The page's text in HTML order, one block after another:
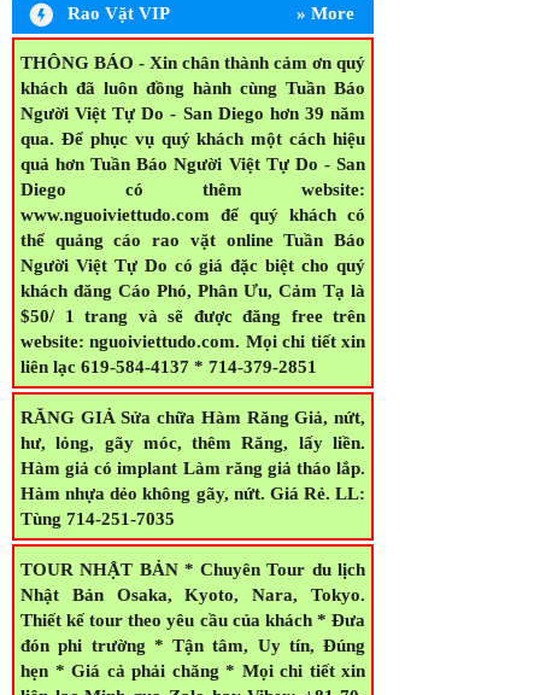
Rao Vặt VIP » More
CT AIR CONDITIONING &
REFRIGERATION Bond & Insured *
Chuyên sửa chữa, bảo trì điện lạnh - Máy
lạnh, máy sưởi - Walk-in cooler, freezer, ice
maker - Công ty có nhận trả credit cards -
Nhận xin Permit City cho hệ thống Máy
lạnh (Lic #C20, C10) - New central air
system warranty for 10 years + - 5 years
labor warranty - Offer Financing cho New
System TẬN TÂM, UY TÍN CHANH
NGUYEN 714-271-8129
THÔNG BÁO - Xin chân thành cảm ơn quý
khách đã luôn đồng hành cùng Tuần Báo
Người Việt Tự Do - San Diego hơn 39 năm
qua. Để phục vụ quý khách một cách hiệu
quả hơn Tuần Báo Người Việt Tự Do - San
Diego có thêm website:
www.nguoiviettudo.com để quý khách có
thể quảng cáo rao vặt online Tuần Báo
Người Việt Tự Do có giá đặc biệt cho quý
khách đăng Cáo Phó, Phân Ưu, Cảm Tạ là
$50/ 1 trang và sẽ được đăng free trên
website: nguoiviettudo.com. Mọi chi tiết xin
liên lạc 619-584-4137 * 714-379-2851
RĂNG GIẢ Sửa chữa Hàm Răng Giả, nứt,
hư, lỏng, gãy móc, thêm Răng, lấy liền.
Hàm giả có implant Làm răng giả tháo lắp.
Hàm nhựa dẻo không gãy, nứt. Giá Rẻ. LL:
Tùng 714-251-7035
TOUR NHẬT BẢN * Chuyên Tour du lịch
Nhật Bản Osaka, Kyoto, Nara, Tokyo.
Thiết kế tour theo yêu cầu của khách * Đưa
đón phi trường * Tận tâm, Uy tín, Đúng
hẹn * Giá cả phải chăng * Mọi chi tiết xin